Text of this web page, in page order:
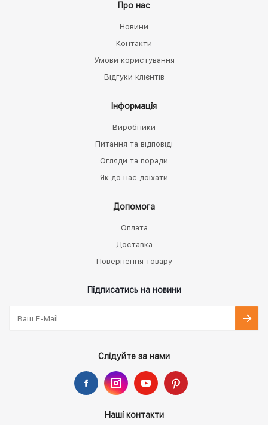
Про нас
Новини
Контакти
Умови користування
Відгуки клієнтів
Інформація
Виробники
Питання та відповіді
Огляди та поради
Як до нас доїхати
Допомога
Оплата
Доставка
Повернення товару
Підписатись на новини
Слідуйте за нами
Наші контакти